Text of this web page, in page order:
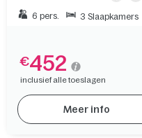
6 pers. 3 Slaapkamers
€452
inclusief alle toeslagen
Meer info